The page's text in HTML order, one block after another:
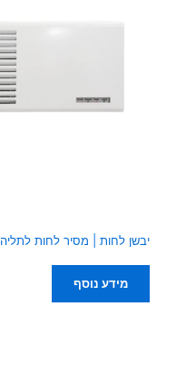
יבשן לחות | מסיר לחות לתליה FDW016 תוצרת איטליה FRAL
מידע נוסף